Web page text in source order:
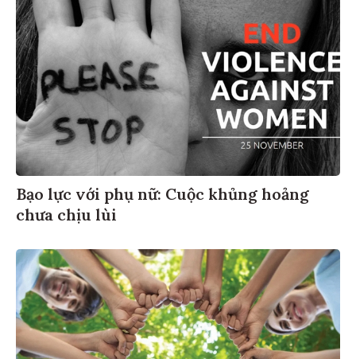
Bạo lực với phụ nữ: Cuộc khủng hoảng
chưa chịu lùi